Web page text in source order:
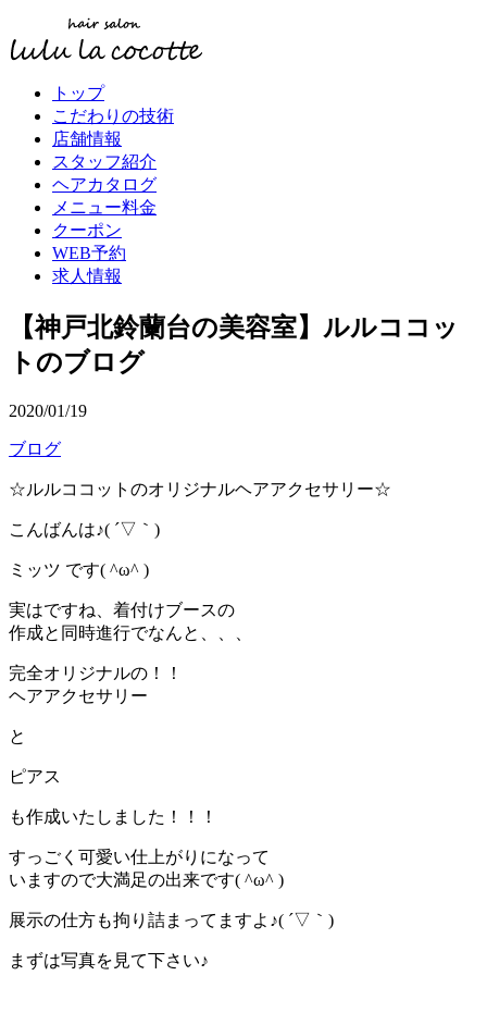
トップ
こだわりの技術
店舗情報
スタッフ紹介
ヘアカタログ
メニュー料金
クーポン
WEB予約
求人情報
【神戸北鈴蘭台の美容室】ルルココッ
トのブログ
2020/01/19
ブログ
☆ルルココットのオリジナルヘアアクセサリー☆
こんばんは♪( ´▽｀)
ミッツ です( ^ω^ )
実はですね、着付けブースの
作成と同時進行でなんと、、、
完全オリジナルの！！
ヘアアクセサリー
と
ピアス
も作成いたしました！！！
すっごく可愛い仕上がりになって
いますので大満足の出来です( ^ω^ )
展示の仕方も拘り詰まってますよ♪( ´▽｀)
まずは写真を見て下さい♪